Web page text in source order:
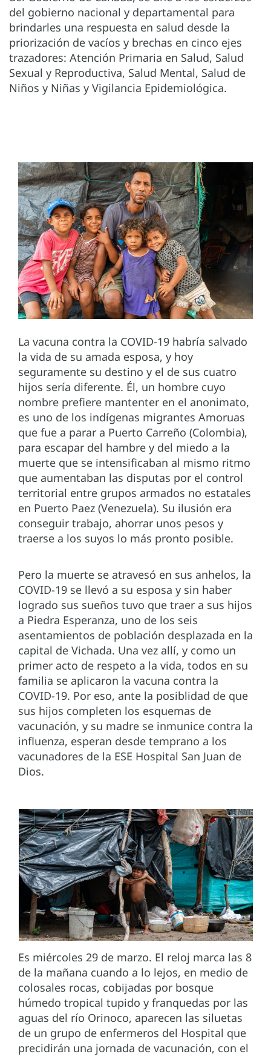
del gobierno nacional y departamental para
brindarles una respuesta en salud desde la
priorización de vacíos y brechas en cinco ejes
trazadores: Atención Primaria en Salud, Salud
Sexual y Reproductiva, Salud Mental, Salud de
Niños y Niñas y Vigilancia Epidemiológica.
La vacuna contra la COVID-19 habría salvado
la vida de su amada esposa, y hoy
seguramente su destino y el de sus cuatro
hijos sería diferente. Él, un hombre cuyo
nombre prefiere mantenter en el anonimato,
es uno de los indígenas migrantes Amoruas
que fue a parar a Puerto Carreño (Colombia),
para escapar del hambre y del miedo a la
muerte que se intensificaban al mismo ritmo
que aumentaban las disputas por el control
territorial entre grupos armados no estatales
en Puerto Paez (Venezuela). Su ilusión era
conseguir trabajo, ahorrar unos pesos y
traerse a los suyos lo más pronto posible.
Pero la muerte se atravesó en sus anhelos, la
COVID-19 se llevó a su esposa y sin haber
logrado sus sueños tuvo que traer a sus hijos
a Piedra Esperanza, uno de los seis
asentamientos de población desplazada en la
capital de Vichada. Una vez allí, y como un
primer acto de respeto a la vida, todos en su
familia se aplicaron la vacuna contra la
COVID-19. Por eso, ante la posiblidad de que
sus hijos completen los esquemas de
vacunación, y su madre se inmunice contra la
influenza, esperan desde temprano a los
vacunadores de la ESE Hospital San Juan de
Dios.
Es miércoles 29 de marzo. El reloj marca las 8
de la mañana cuando a lo lejos, en medio de
colosales rocas, cobijadas por bosque
húmedo tropical tupido y franquedas por las
aguas del río Orinoco, aparecen las siluetas
de un grupo de enfermeros del Hospital que
precidirán una jornada de vacunación, con el